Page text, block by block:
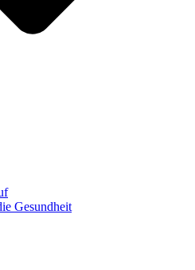
Gesundheit